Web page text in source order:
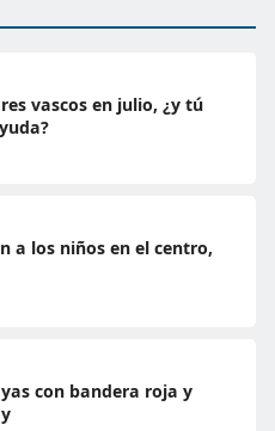
vascos en julio, ¿y tú
a los niños en el centro,
con bandera roja y